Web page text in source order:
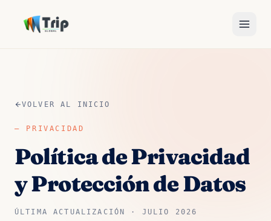
VOLVER AL INICIO
— PRIVACIDAD
Política de Privacidad
y Protección de Datos
ÚLTIMA ACTUALIZACIÓN · JULIO 2026